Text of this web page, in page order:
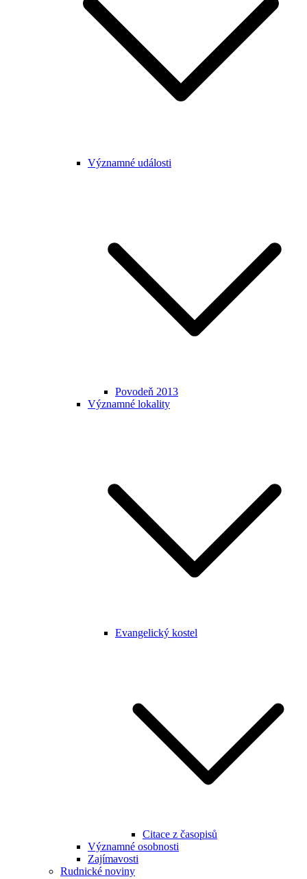
Významné události
Povodeň 2013
Významné lokality
Evangelický kostel
Citace z časopisů
Významné osobnosti
Zajímavosti
Rudnické noviny